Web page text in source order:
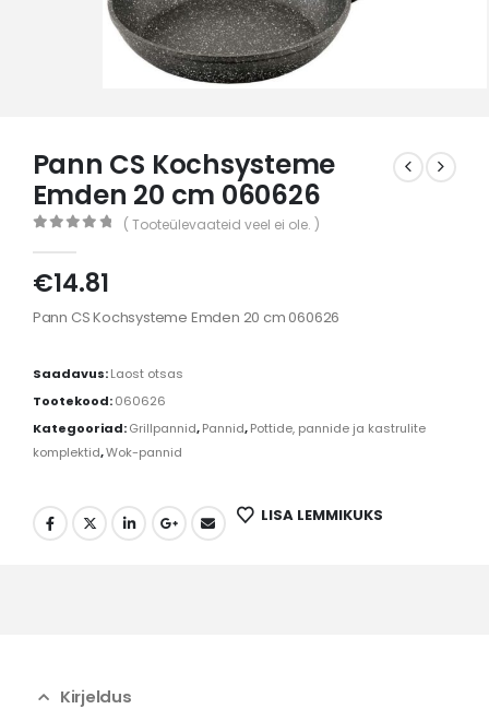
Pann CS Kochsysteme
Emden 20 cm 060626
( Tooteülevaateid veel ei ole. )
€14.81
Pann CS Kochsysteme Emden 20 cm 060626
Saadavus:Laost otsas
Tootekood:060626
Kategooriad:Grillpannid,Pannid,Pottide, pannide ja kastrulite
komplektid,Wok-pannid
LISA LEMMIKUKS
Kirjeldus